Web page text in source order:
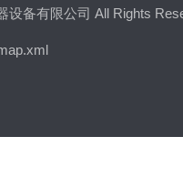
设备有限公司 All Rights